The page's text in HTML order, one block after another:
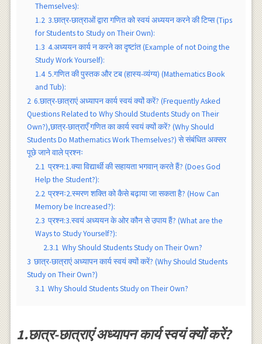
Themselves):
1.2 3.छात्र-छात्राओं द्वारा गणित को स्वयं अध्ययन करने की टिप्स (Tips
for Students to Study on Their Own):
1.3 4.अध्ययन कार्य न करने का दृष्टांत (Example of not Doing the
Study Work Yourself):
1.4 5.गणित की पुस्तक और टब (हास्य-व्यंग्य) (Mathematics Book
and Tub):
2 6.छात्र-छात्राएं अध्यापन कार्य स्वयं क्यों करें? (Frequently Asked
Questions Related to Why Should Students Study on Their
Own?),छात्र-छात्राएँ गणित का कार्य स्वयं क्यों करें? (Why Should
Students Do Mathematics Work Themselves?) से संबंधित अक्सर
पूछे जाने वाले प्रश्नः
2.1 प्रश्न:1.क्या विद्यार्थी की सहायता भगवान् करते हैं? (Does God
Help the Student?):
2.2 प्रश्नः2.स्मरण शक्ति को कैसे बढ़ाया जा सकता है? (How Can
Memory be Increased?):
2.3 प्रश्न:3.स्वयं अध्ययन के ओर कौन से उपाय हैं? (What are the
Ways to Study Yourself?):
2.3.1 Why Should Students Study on Their Own?
3 छात्र-छात्राएं अध्यापन कार्य स्वयं क्यों करें? (Why Should Students
Study on Their Own?)
3.1 Why Should Students Study on Their Own?
1.छात्र-छात्राएं अध्यापन कार्य स्वयं क्यों करें?